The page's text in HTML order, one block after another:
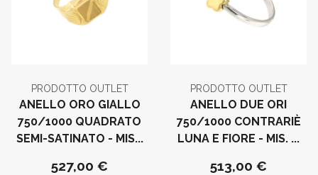
PRODOTTO OUTLET
ANELLO ORO GIALLO
750/1000 QUADRATO
SEMI-SATINATO - MIS...
527,00 €
PRODOTTO OUTLET
ANELLO DUE ORI
750/1000 CONTRARIÈ
LUNA E FIORE - MIS. ...
513,00 €